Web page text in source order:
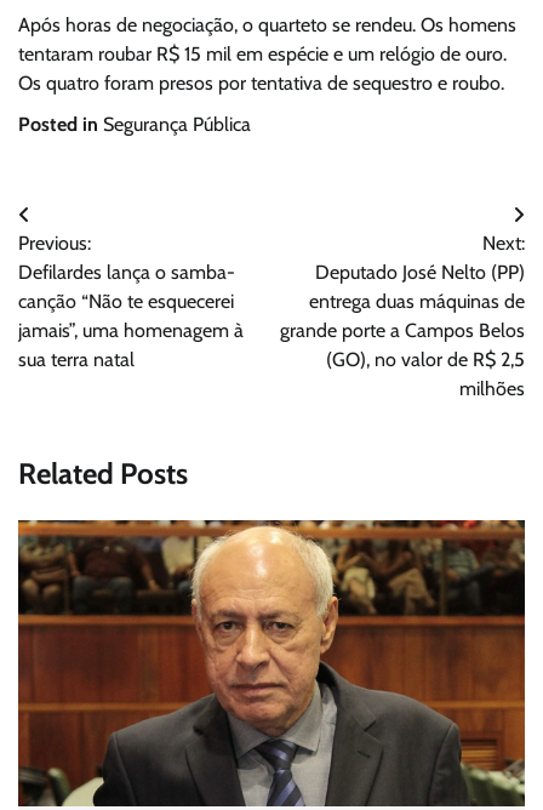
Após horas de negociação, o quarteto se rendeu. Os homens
tentaram roubar R$ 15 mil em espécie e um relógio de ouro.
Os quatro foram presos por tentativa de sequestro e roubo.
Posted in Segurança Pública
Navegação
de
Post
Previous:
Defilardes lança o samba-
canção “Não te esquecerei
jamais”, uma homenagem à
sua terra natal
Next:
Deputado José Nelto (PP)
entrega duas máquinas de
grande porte a Campos Belos
(GO), no valor de R$ 2,5
milhões
Related Posts